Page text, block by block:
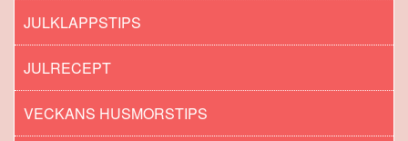
JULKLAPPSTIPS
JULRECEPT
VECKANS HUSMORSTIPS